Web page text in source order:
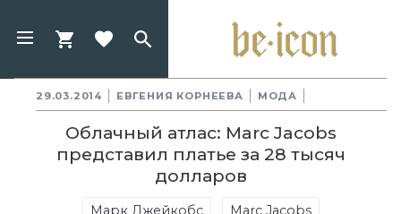
29.03.2014 ЕВГЕНИЯ КОРНЕЕВА МОДА
Облачный атлас: Marc Jacobs
представил платье за 28 тысяч
долларов
Марк Джейкобс Marc Jacobs